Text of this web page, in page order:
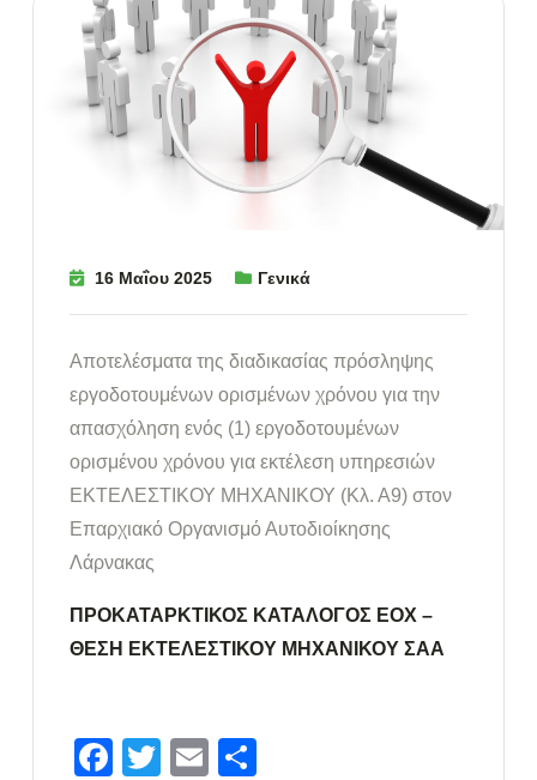
16 Μαΐου 2025 Γενικά
Αποτελέσματα της διαδικασίας πρόσληψης
εργοδοτουμένων ορισμένων χρόνου για την
απασχόληση ενός (1) εργοδοτουμένων
ορισμένου χρόνου για εκτέλεση υπηρεσιών
ΕΚΤΕΛΕΣΤΙΚΟΥ ΜΗΧΑΝΙΚΟΥ (Κλ. Α9) στον
Επαρχιακό Οργανισμό Αυτοδιοίκησης
Λάρνακας
ΠΡΟΚΑΤΑΡΚΤΙΚΟΣ ΚΑΤΑΛΟΓΟΣ ΕΟΧ –
ΘΕΣΗ ΕΚΤΕΛΕΣΤΙΚΟΥ ΜΗΧΑΝΙΚΟΥ ΣΑΑ
Facebook
Twitter
Email